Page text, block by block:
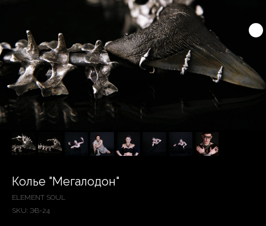
Колье "Мегалодон"
ELEMENT SOUL
SKU: ЭВ-24